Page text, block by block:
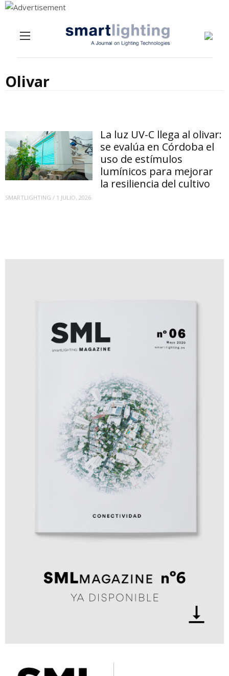
Olivar
La luz UV-C llega al olivar:
se evalúa en Córdoba el
uso de estímulos
lumínicos para mejorar
la resiliencia del cultivo
SMARTLIGHTING / 1 JULIO, 2026